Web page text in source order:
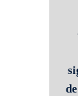
de